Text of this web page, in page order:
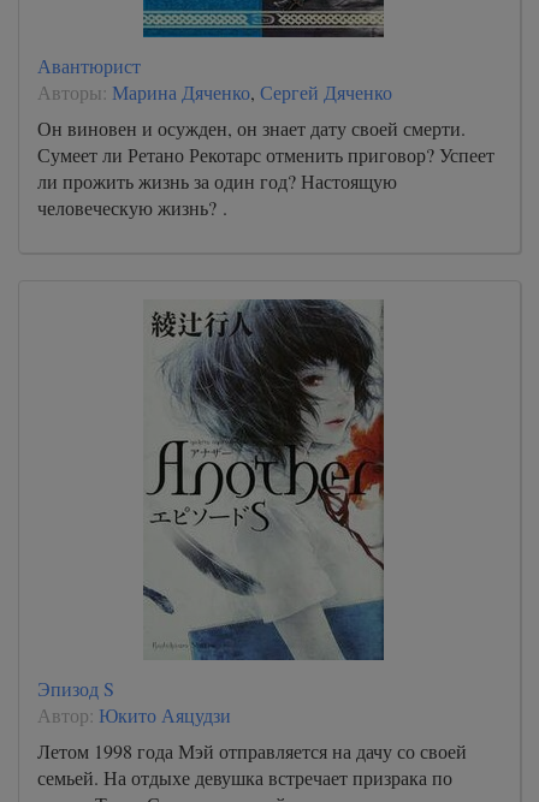
Авантюрист
Авторы: Марина Дяченко, Сергей Дяченко
Он виновен и осужден, он знает дату своей смерти.
Сумеет ли Ретано Рекотарс отменить приговор? Успеет
ли прожить жизнь за один год? Настоящую
человеческую жизнь? .
Эпизод S
Автор: Юкито Аяцудзи
Летом 1998 года Мэй отправляется на дачу со своей
семьей. На отдыхе девушка встречает призрака по